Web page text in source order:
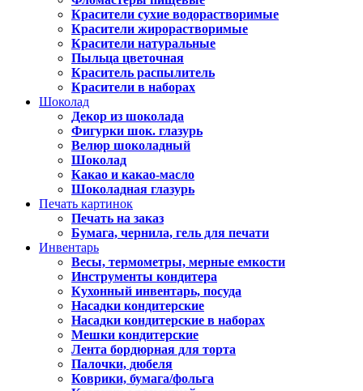
Красители сухие водорастворимые
Красители жирорастворимые
Красители натуральные
Пыльца цветочная
Краситель распылитель
Красители в наборах
Шоколад
Декор из шоколада
Фигурки шок. глазурь
Велюр шоколадный
Шоколад
Какао и какао-масло
Шоколадная глазурь
Печать картинок
Печать на заказ
Бумага, чернила, гель для печати
Инвентарь
Весы, термометры, мерные емкости
Инструменты кондитера
Кухонный инвентарь, посуда
Насадки кондитерские
Насадки кондитерские в наборах
Мешки кондитерские
Лента бордюрная для торта
Палочки, дюбеля
Коврики, бумага/фольга